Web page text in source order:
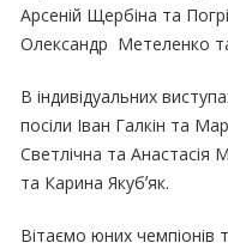
Арсеній Щербіна та
Олександр Метеленко
В індивідуальних
посіли Іван Галкін та
Светлічна та Анастасія
та Карина Якубʼяк.
Вітаємо юних чемпіонів